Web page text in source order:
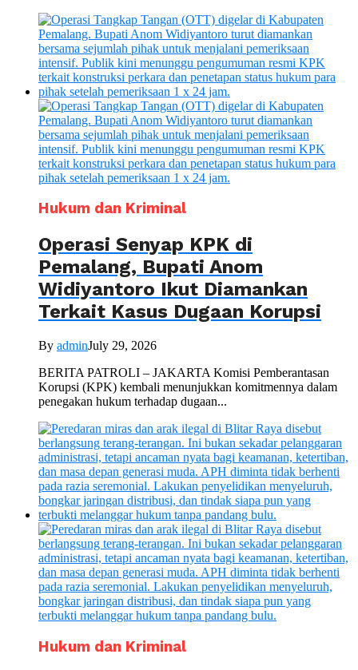
Hukum dan Kriminal
Operasi Senyap KPK di
Pemalang, Bupati Anom
Widiyantoro Ikut Diamankan
Terkait Kasus Dugaan Korupsi
By adminJuly 29, 2026
BERITA PATROLI – JAKARTA Komisi Pemberantasan
Korupsi (KPK) kembali menunjukkan komitmennya dalam
penegakan hukum terhadap dugaan...
Hukum dan Kriminal